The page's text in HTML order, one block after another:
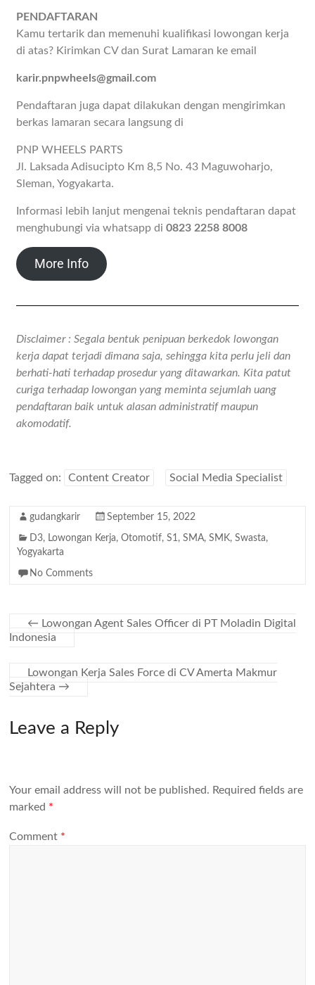
PENDAFTARAN
Kamu tertarik dan memenuhi kualifikasi lowongan kerja
di atas? Kirimkan CV dan Surat Lamaran ke email
karir.pnpwheels@gmail.com
Pendaftaran juga dapat dilakukan dengan mengirimkan
berkas lamaran secara langsung di
PNP WHEELS PARTS
Jl. Laksada Adisucipto Km 8,5 No. 43 Maguwoharjo,
Sleman, Yogyakarta.
Informasi lebih lanjut mengenai teknis pendaftaran dapat
menghubungi via whatsapp di0823 2258 8008
More Info
Disclaimer : Segala bentuk penipuan berkedok lowongan
kerja dapat terjadi dimana saja, sehingga kita perlu jeli dan
berhati-hati terhadap prosedur yang ditawarkan. Kita patut
curiga terhadap lowongan yang meminta sejumlah uang
pendaftaran baik untuk alasan administratif maupun
akomodatif.
Tagged on: Content Creator Social Media Specialist
gudangkarir September 15, 2022
D3, Lowongan Kerja,Otomotif,S1,SMA,SMK,Swasta,
Yogyakarta
No Comments
← Lowongan Agent Sales Officer di PT Moladin Digital
Indonesia
Lowongan Kerja Sales Force di CV Amerta Makmur
Sejahtera →
Leave a Reply
Your email address will not be published. Required fields are
marked *
Comment *